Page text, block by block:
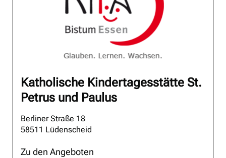
Katholische Kindertagesstätte St.
Petrus und Paulus
Berliner Straße 18
58511 Lüdenscheid
Zu den Angeboten